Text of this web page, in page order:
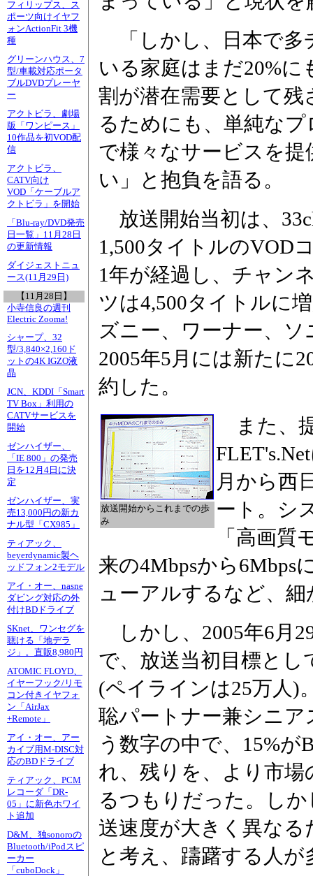
フィリップス、ス
ポーツ向けイヤフ
ォンActionFit 3機
種
グリーンハウス、7
型/車載対応ポータ
ブルDVDプレーヤ
ー
アクトビラ、劇場
版「ワンピース」
10作品を初VOD配
信
アクトビラ、
CATV向け
VOD「ケーブルア
クトビラ」を開始
「Blu-ray/DVD発売
日一覧」11月28日
の更新情報
ダイジェストニュ
ース(11月29日)
【11月28日】
小寺信良の週刊
Electric Zooma!
シャープ、32
型/3,840×2,160ド
ットの4K IGZO液
晶
JCN、KDDI「Smart
TV Box」利用の
CATVサービスを
開始
ゼンハイザー、
「IE 800」の発売
日を12月4日に決
定
ゼンハイザー、実
売13,000円の新カ
ナル型「CX985」
ティアック、
beyerdynamic製ヘ
ッドフォン2モデル
アイ・オー、nasne
ダビング対応の外
付けBDドライブ
SKnet、ワンセグを
聴ける「地デラ
ジ」。直販8,980円
ATOMIC FLOYD、
イヤーフック/リモ
コン付きイヤフォ
ン「AirJax
+Remote」
アイ・オー、アー
カイブ用M-DISC対
応のBDドライブ
ティアック、PCM
レコーダ「DR-
05」に新色ホワイ
ト追加
D&M、独sonoroの
Bluetooth/iPodスピ
ーカー
「cuboDock」
「しかし、日本で多
いる家庭はまだ20%
割が潜在需要として
るためにも、単純な
で様々なサービスを
い」と抱負を語る。
放送開始当初は、
1,500タイトルのVOD
1年が経過し、チャン
ツは4,500タイトルに
ズニー、ワーナー、
2005年5月には新たに
約した。
放送開始からこれまでの歩
み
また、
月から西
ート。シ
「高画質
来の4Mbpsから6Mbps
ューアルするなど、
しかし、2005年6月
で、放送当初目標と
(ペイラインは25万人)
聡パートナー兼シニ
う数字の中で、15%
れ、残りを、より市
るつもりだった。し
送速度が大きく異な
と考え、躊躇する人が